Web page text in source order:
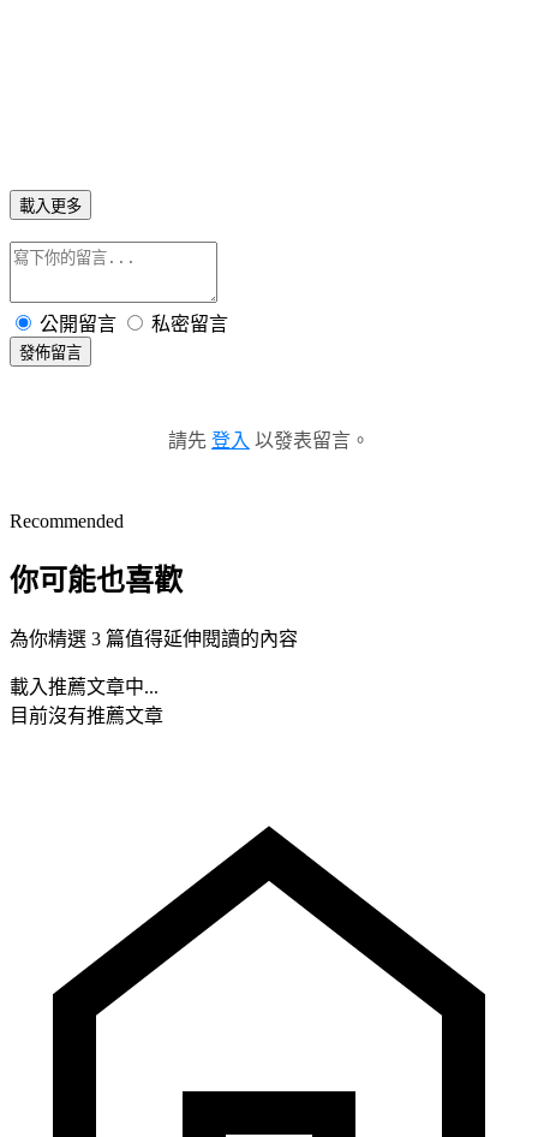
載入更多
公開留言 私密留言
發佈留言
請先 登入 以發表留言。
Recommended
你可能也喜歡
為你精選 3 篇值得延伸閱讀的內容
載入推薦文章中...
目前沒有推薦文章